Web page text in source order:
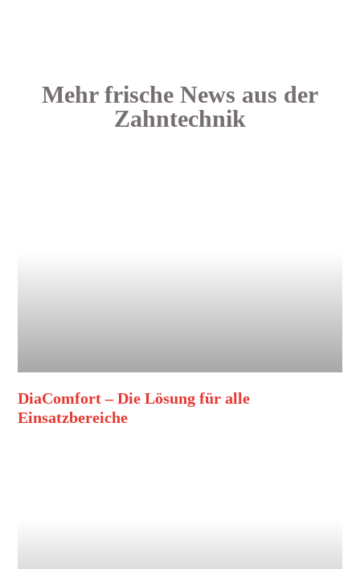
Mehr frische News aus der
Zahntechnik
DiaComfort – Die Lösung für alle
Einsatzbereiche